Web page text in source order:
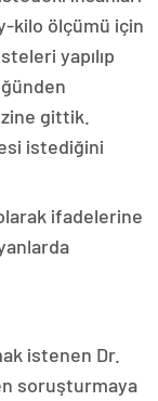
kilo ölçümü için
yapılıp
gittik.
istediğini
ifadelerine
istenen Dr.
soruşturmaya